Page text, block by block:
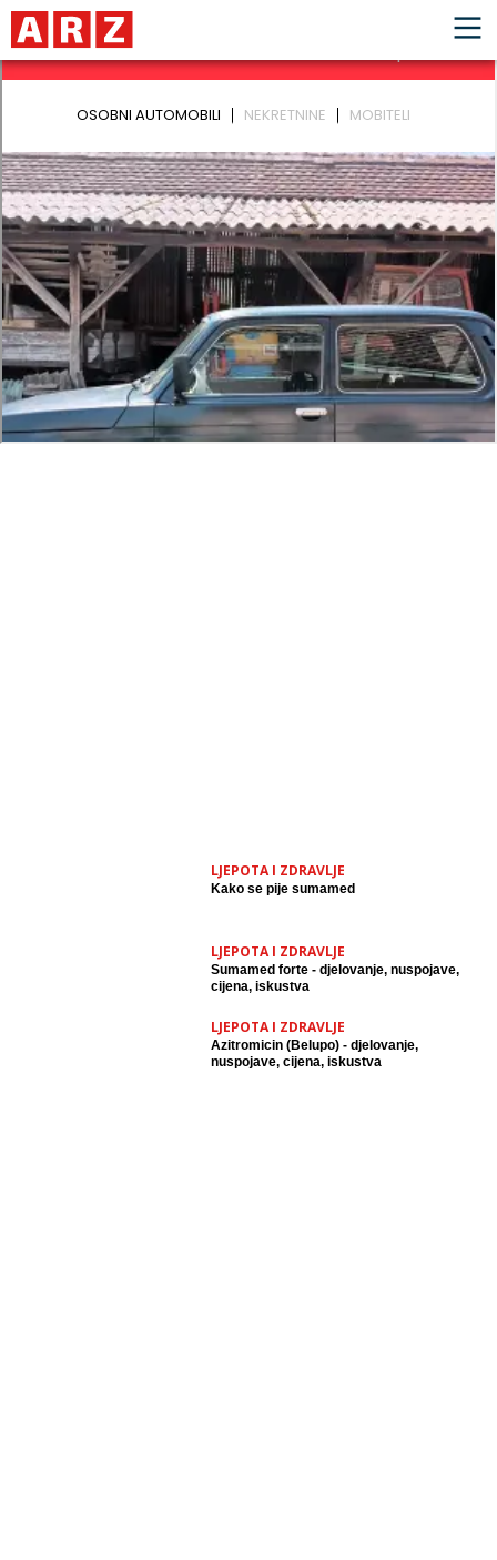
LJEPOTA I ZDRAVLJE
Kako se pije sumamed
LJEPOTA I ZDRAVLJE
Sumamed forte - djelovanje, nuspojave,
cijena, iskustva
LJEPOTA I ZDRAVLJE
Azitromicin (Belupo) - djelovanje,
nuspojave, cijena, iskustva